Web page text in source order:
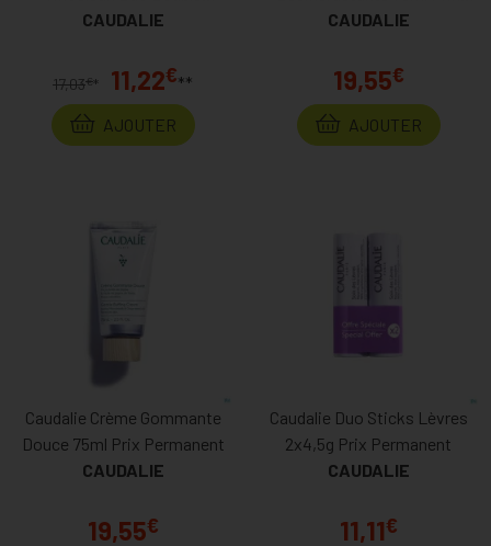
Nettoyage Prix Permanent
CAUDALIE
17,03€* 11,22€**
AJOUTER
Permanent
CAUDALIE
19,55€
AJOUTER
Caudalie Crème Gommante
Douce 75ml Prix Permanent
CAUDALIE
19,55€
Caudalie Duo Sticks Lèvres
2x4,5g Prix Permanent
CAUDALIE
11,11€